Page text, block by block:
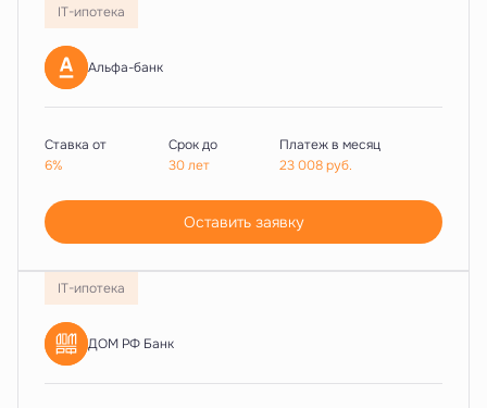
IT-ипотека
Альфа-банк
Ставка от
6%
Срок до
30 лет
Платеж в месяц
23 008руб.
Оставить заявку
IT-ипотека
ДОМ РФ Банк